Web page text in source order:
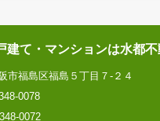
建て・マンションは水都
市福島区福島５丁目７-２４
0078
0072